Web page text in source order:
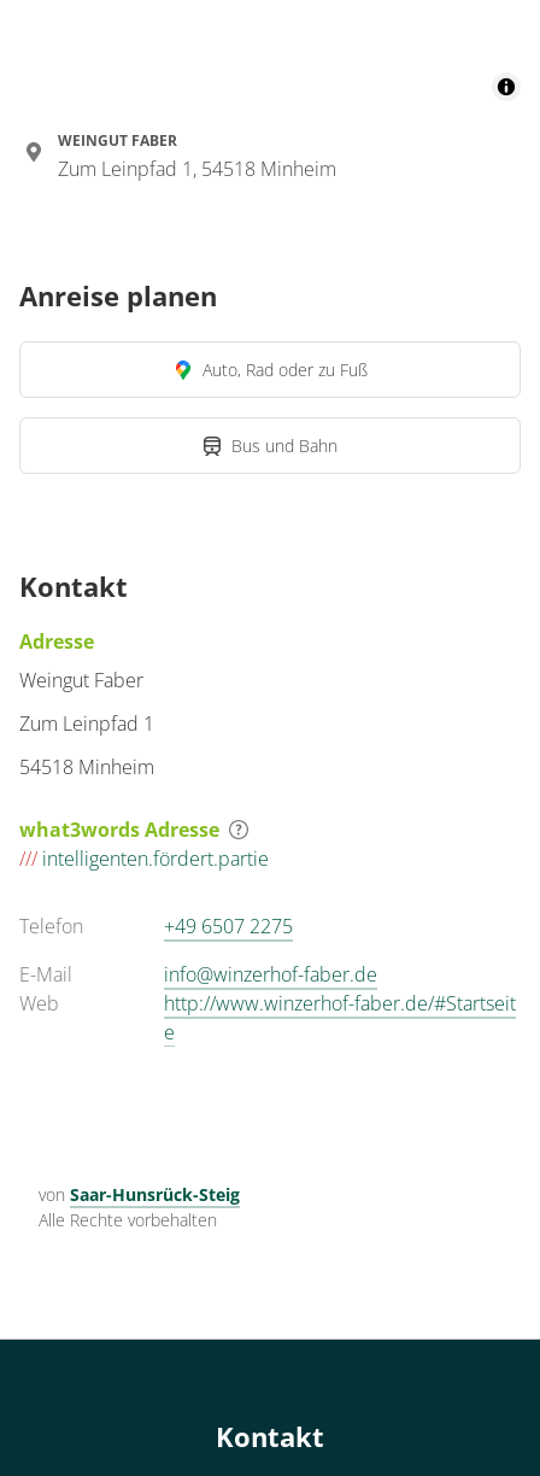
WEINGUT FABER
Zum Leinpfad 1, 54518 Minheim
Anreise planen
Auto, Rad oder zu Fuß
Bus und Bahn
Kontakt
Adresse
Weingut Faber
Zum Leinpfad 1
54518 Minheim
what3words Adresse
/// intelligenten.fördert.partie
Telefon
+49 6507 2275
E-Mail
info@winzerhof-faber.de
Web
http://www.winzerhof-faber.de/#Startseit
e
von Saar-Hunsrück-Steig
Alle Rechte vorbehalten
Kontakt